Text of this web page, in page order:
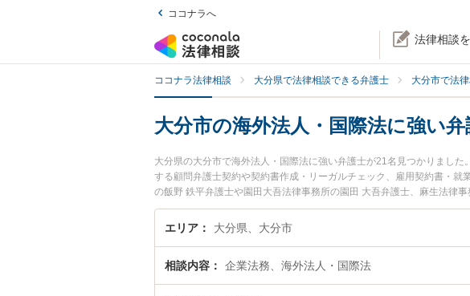
ココナラへ
法律相談
ココナラ法律相談 大分県で法律相談できる弁護士 大分市で法
大分市の海外法人・国際法に強い弁
大分県の大分市で海外法人・国際法に強い弁護士が21名見つかりまし
する顧問弁護士契約や契約書作成・リーガルチェック、雇用契約書・
の飯野 鉄平弁護士や園田大吾法律事務所の園田 大吾弁護士、麻生法律
や夜間に発生した海外法人・国際法のトラブルを今すぐに弁護士に相
外法人・国際法を法律相談できる大分市内の弁護士に相談予約したい』
エリア 大分県、大分市
相談内容 企業法務、海外法人・国際法